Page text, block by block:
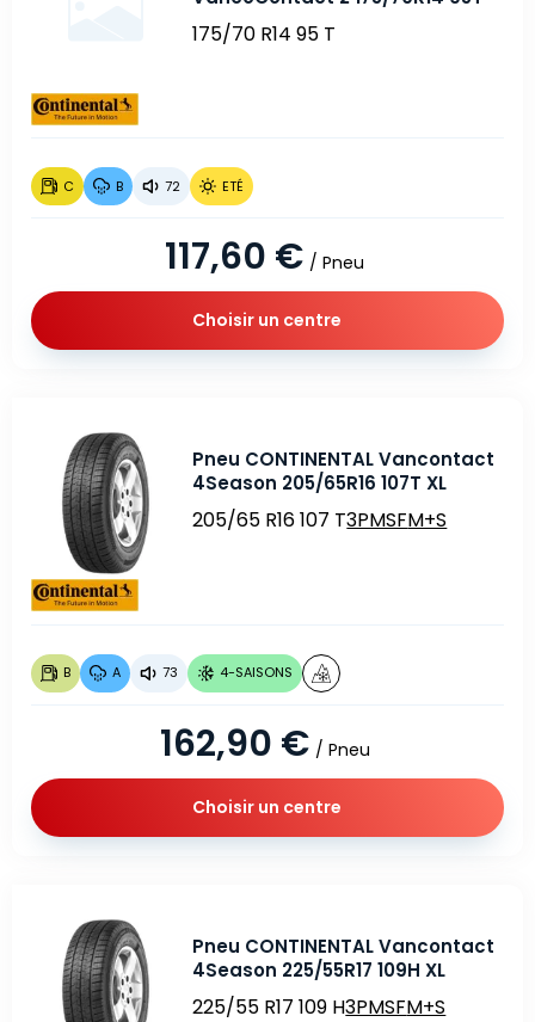
175/70 R14 95 T
C B 72 ETÉ
117,60 € / Pneu
Choisir un centre
Pneu CONTINENTAL Vancontact
4Season 205/65R16 107T XL
205/65 R16 107 T3PMSFM+S
B A 73 4-SAISONS
162,90 € / Pneu
Choisir un centre
Pneu CONTINENTAL Vancontact
4Season 225/55R17 109H XL
225/55 R17 109 H3PMSFM+S